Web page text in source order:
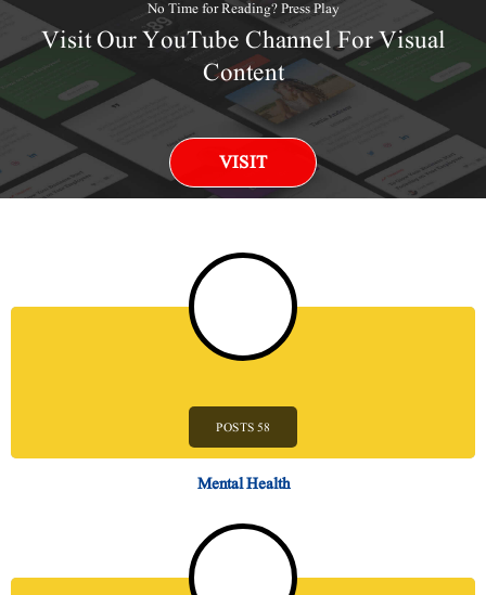
No Time for Reading? Press Play
Visit Our YouTube Channel For Visual
Content
VISIT
58 POSTS
Mental Health